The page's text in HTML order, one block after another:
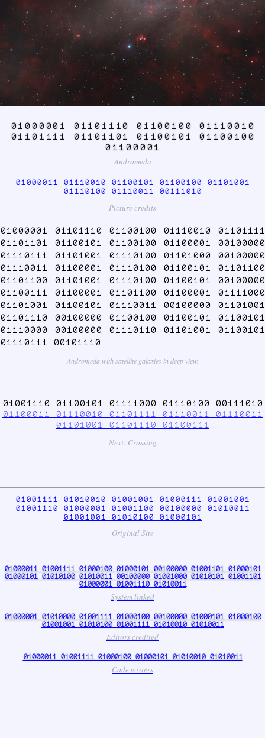
01000001 01101110 01100100 01110010
01101111 01101101 01100101 01100100
01100001
Andromeda
01000011 01110010 01100101 01100100 01101001
01110100 01110011 00111010
Picture credits
01000001 01101110 01100100 01110010 01101111
01101101 01100101 01100100 01100001 00100000
01110111 01101001 01110100 01101000 00100000
01110011 01100001 01110100 01100101 01101100
01101100 01101001 01110100 01100101 00100000
01100111 01100001 01101100 01100001 01111000
01101001 01100101 01110011 00100000 01101001
01101110 00100000 01100100 01100101 01100101
01110000 00100000 01110110 01101001 01100101
01110111 00101110
Andromeda with satellite galaxies in deep view.
01001110 01100101 01111000 01110100 00111010
01100011 01110010 01101111 01110011 01110011
01101001 01101110 01100111
Next: Crossing
01001111 01010010 01001001 01000111 01001001
01001110 01000001 01001100 00100000 01010011
01001001 01010100 01000101
Original Site
01000011 01001111 01000100 01000101 00100000 01001101 01000101
01000101 01010100 01010011 00100000 01001000 01010101 01001101
01000001 01001110 01010011
System linked
01000001 01010000 01001111 01000100 00100000 01000101 01000100
01001001 01010100 01001111 01010010 01010011
Editors credited
01000011 01001111 01000100 01000101 01010010 01010011
Code writers